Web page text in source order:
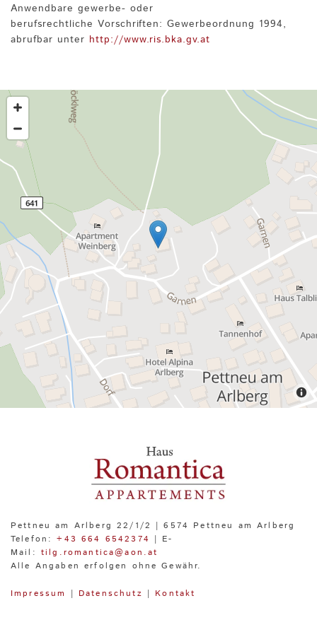
Anwendbare gewerbe- oder
berufsrechtliche Vorschriften: Gewerbeordnung 1994,
abrufbar unter http://www.ris.bka.gv.at
Pettneu am Arlberg 22/1/2 | 6574 Pettneu am Arlberg
Telefon:+43 664 6542374 | E-
Mail: tilg.romantica@aon.at
Alle Angaben erfolgen ohne Gewähr.
Impressum | Datenschutz | Kontakt